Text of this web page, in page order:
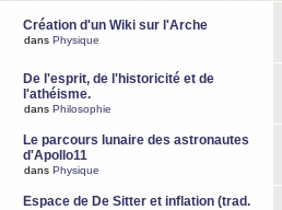
Création d'un Wiki sur l'Arche
dans Physique
De l'esprit, de l'historicité et de
l'athéisme.
dans Philosophie
Le parcours lunaire des astronautes
d'Apollo11
dans Physique
Espace de De Sitter et inflation (trad.